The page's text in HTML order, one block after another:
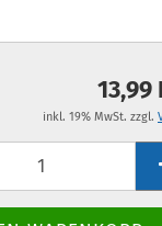
13,99
inkl. 19% MwSt. zzgl.